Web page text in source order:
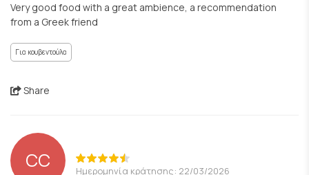
Very good food with a great ambience, a recommendation
from a Greek friend
Για κουβεντούλα
Share
CC Ημερομηνία κράτησης: 22/03/2026